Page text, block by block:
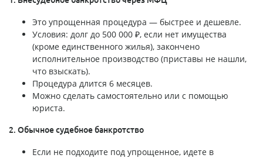
Это упрощенная процедура — быстрее и дешевле.
Условия: долг до 500 000 ₽, если нет имущества
(кроме единственного жилья), закончено
исполнительное производство (приставы не нашли,
что взыскать).
Процедура длится 6 месяцев.
Можно сделать самостоятельно или с помощью
юриста.
2. Обычное судебное банкротство
Если не подходите под упрощенное, идете в